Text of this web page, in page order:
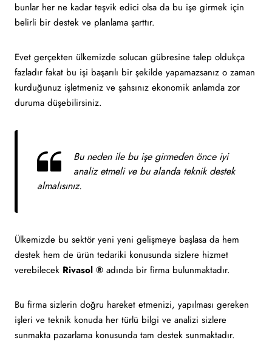
bunlar her ne kadar teşvik edici olsa da bu işe girmek için
belirli bir destek ve planlama şarttır.
Evet gerçekten ülkemizde solucan gübresine talep oldukça
fazladır fakat bu işi başarılı bir şekilde yapamazsanız o zaman
kurduğunuz işletmeniz ve şahsınız ekonomik anlamda zor
duruma düşebilirsiniz.
Bu neden ile bu işe girmeden önce iyi
analiz etmeli ve bu alanda teknik destek
almalısınız.
Ülkemizde bu sektör yeni yeni gelişmeye başlasa da hem
destek hem de ürün tedariki konusunda sizlere hizmet
verebilecek Rivasol ® adında bir firma bulunmaktadır.
Bu firma sizlerin doğru hareket etmenizi, yapılması gereken
işleri ve teknik konuda her türlü bilgi ve analizi sizlere
sunmakta pazarlama konusunda tam destek sunmaktadır.